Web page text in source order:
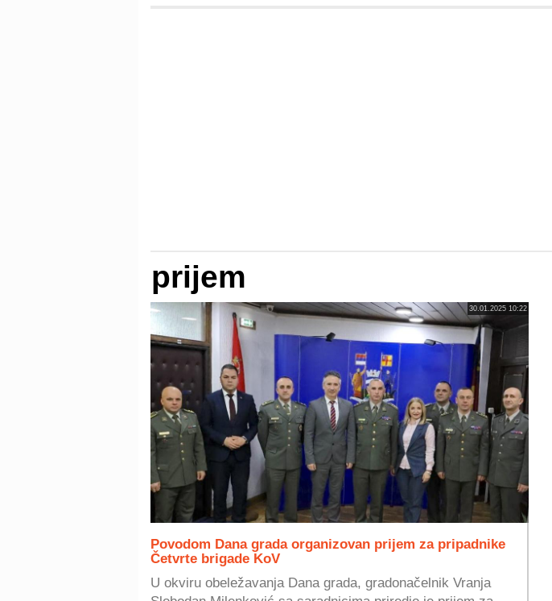
prijem
30.01.2025 10:22
Povodom Dana grada organizovan prijem za pripadnike
Četvrte brigade KoV
U okviru obeležavanja Dana grada, gradonačelnik Vranja